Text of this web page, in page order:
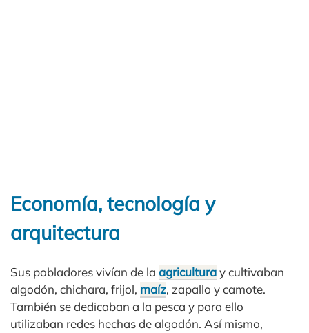
Economía, tecnología y
arquitectura
Sus pobladores vivían de la agriculturay cultivaban
algodón, chichara, frijol, maíz, zapallo y camote.
También se dedicaban a la pesca y para ello
utilizaban redes hechas de algodón. Así mismo,